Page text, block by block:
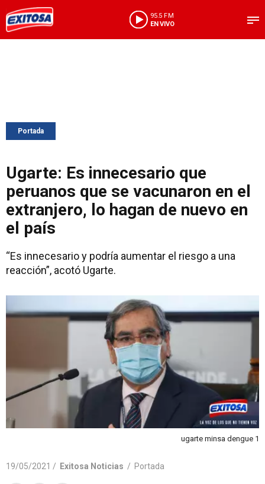
95.5 FM
EN VIVO
Portada
Ugarte: Es innecesario que
peruanos que se vacunaron en el
extranjero, lo hagan de nuevo en
el país
“Es innecesario y podría aumentar el riesgo a una
reacción”, acotó Ugarte.
ugarte minsa dengue 1
19/05/2021 / Exitosa Noticias / Portada